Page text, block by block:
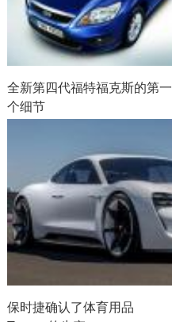
全新第四代福特福克斯的第一
个细节
保时捷确认了体育用品